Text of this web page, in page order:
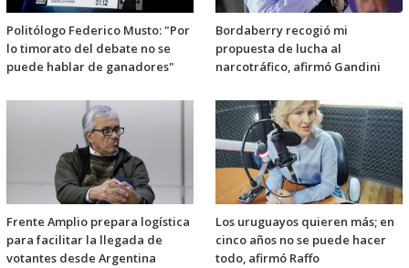
Politólogo Federico Musto: "Por
lo timorato del debate no se
puede hablar de ganadores"
Bordaberry recogió mi
propuesta de lucha al
narcotráfico, afirmó Gandini
Frente Amplio prepara logística
para facilitar la llegada de
votantes desde Argentina
Los uruguayos quieren más; en
cinco años no se puede hacer
todo, afirmó Raffo